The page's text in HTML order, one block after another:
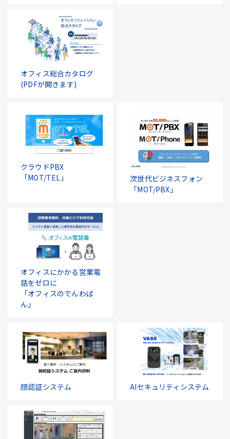
オフィス総合カタログ
(PDFが開きます)
クラウドPBX
「MOT/TEL」
次世代ビジネスフォン
「MOT/PBX」
オフィスにかかる営業電
話をゼロに
「オフィスのでんわば
ん」
顔認証システム AIセキュリティシステム